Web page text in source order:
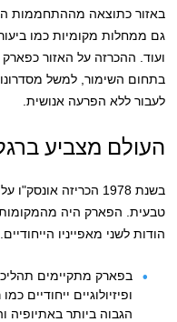
באזור כתוצאה מההתחממות
גם ממחלות מקומיות כמו
ועוד. ההכרזה על האזור כפארק
בתחום השימור, למשל
לעבור ללא הפרעה אנושית.
העולם מצביע
בשנת 1978 הכריזה
טבעית. הפארק היה מהמקומות
הודות לשני מאפייניו הייחודיים.
בפארק מתקיימים
הגבוה ביותר באתיופיה